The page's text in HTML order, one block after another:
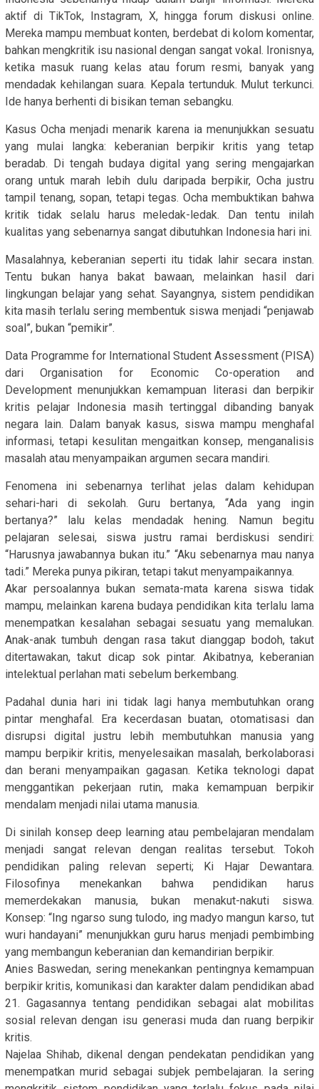
aktif di TikTok, Instagram, X, hingga forum diskusi online.
Mereka mampu membuat konten, berdebat di kolom komentar,
bahkan mengkritik isu nasional dengan sangat vokal. Ironisnya,
ketika masuk ruang kelas atau forum resmi, banyak yang
mendadak kehilangan suara. Kepala tertunduk. Mulut terkunci.
Ide hanya berhenti di bisikan teman sebangku.
Kasus Ocha menjadi menarik karena ia menunjukkan sesuatu
yang mulai langka: keberanian berpikir kritis yang tetap
beradab. Di tengah budaya digital yang sering mengajarkan
orang untuk marah lebih dulu daripada berpikir, Ocha justru
tampil tenang, sopan, tetapi tegas. Ocha membuktikan bahwa
kritik tidak selalu harus meledak-ledak. Dan tentu inilah
kualitas yang sebenarnya sangat dibutuhkan Indonesia hari ini.
Masalahnya, keberanian seperti itu tidak lahir secara instan.
Tentu bukan hanya bakat bawaan, melainkan hasil dari
lingkungan belajar yang sehat. Sayangnya, sistem pendidikan
kita masih terlalu sering membentuk siswa menjadi “penjawab
soal”, bukan “pemikir”.
Data Programme for International Student Assessment (PISA)
dari Organisation for Economic Co-operation and
Development menunjukkan kemampuan literasi dan berpikir
kritis pelajar Indonesia masih tertinggal dibanding banyak
negara lain. Dalam banyak kasus, siswa mampu menghafal
informasi, tetapi kesulitan mengaitkan konsep, menganalisis
masalah atau menyampaikan argumen secara mandiri.
Fenomena ini sebenarnya terlihat jelas dalam kehidupan
sehari-hari di sekolah. Guru bertanya, “Ada yang ingin
bertanya?” lalu kelas mendadak hening. Namun begitu
pelajaran selesai, siswa justru ramai berdiskusi sendiri:
“Harusnya jawabannya bukan itu.” “Aku sebenarnya mau nanya
tadi.” Mereka punya pikiran, tetapi takut menyampaikannya.
Akar persoalannya bukan semata-mata karena siswa tidak
mampu, melainkan karena budaya pendidikan kita terlalu lama
menempatkan kesalahan sebagai sesuatu yang memalukan.
Anak-anak tumbuh dengan rasa takut dianggap bodoh, takut
ditertawakan, takut dicap sok pintar. Akibatnya, keberanian
intelektual perlahan mati sebelum berkembang.
Padahal dunia hari ini tidak lagi hanya membutuhkan orang
pintar menghafal. Era kecerdasan buatan, otomatisasi dan
disrupsi digital justru lebih membutuhkan manusia yang
mampu berpikir kritis, menyelesaikan masalah, berkolaborasi
dan berani menyampaikan gagasan. Ketika teknologi dapat
menggantikan pekerjaan rutin, maka kemampuan berpikir
mendalam menjadi nilai utama manusia.
Di sinilah konsep deep learning atau pembelajaran mendalam
menjadi sangat relevan dengan realitas tersebut. Tokoh
pendidikan paling relevan seperti; Ki Hajar Dewantara.
Filosofinya menekankan bahwa pendidikan harus
memerdekakan manusia, bukan menakut-nakuti siswa.
Konsep: “Ing ngarso sung tulodo, ing madyo mangun karso, tut
wuri handayani” menunjukkan guru harus menjadi pembimbing
yang membangun keberanian dan kemandirian berpikir.
Anies Baswedan, sering menekankan pentingnya kemampuan
berpikir kritis, komunikasi dan karakter dalam pendidikan abad
21. Gagasannya tentang pendidikan sebagai alat mobilitas
sosial relevan dengan isu generasi muda dan ruang berpikir
kritis.
Najelaa Shihab, dikenal dengan pendekatan pendidikan yang
menempatkan murid sebagai subjek pembelajaran. Ia sering